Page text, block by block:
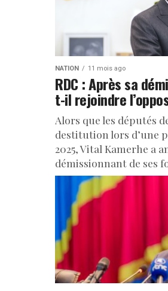
NATION 11 mois ago
RDC : Après sa
t-il rejoindre
Alors que les députés
destitution lors d’une
2025, Vital Kamerhe a
démissionnant de ses